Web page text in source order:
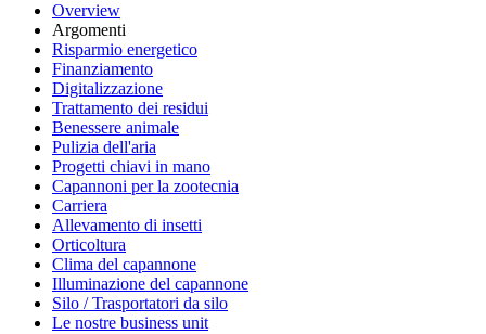
Overview
Argomenti
Risparmio energetico
Finanziamento
Digitalizzazione
Trattamento dei residui
Benessere animale
Pulizia dell'aria
Progetti chiavi in mano
Capannoni per la zootecnia
Carriera
Allevamento di insetti
Orticoltura
Clima del capannone
Illuminazione del capannone
Silo / Trasportatori da silo
Le nostre business unit